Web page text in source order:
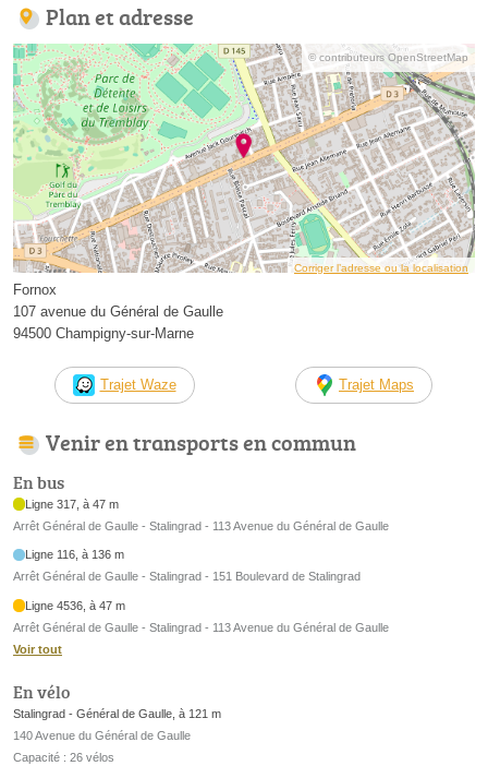
Plan et adresse
© contributeurs OpenStreetMap
Corriger l’adresse ou la localisation
Fornox
107 avenue du Général de Gaulle
94500 Champigny-sur-Marne
Trajet Waze Trajet Maps
Venir en transports en commun
En bus
Ligne 317, à 47 m
Arrêt Général de Gaulle - Stalingrad - 113 Avenue du Général de Gaulle
Ligne 116, à 136 m
Arrêt Général de Gaulle - Stalingrad - 151 Boulevard de Stalingrad
Ligne 4536, à 47 m
Arrêt Général de Gaulle - Stalingrad - 113 Avenue du Général de Gaulle
Voir tout
En vélo
Stalingrad - Général de Gaulle, à 121 m
140 Avenue du Général de Gaulle
Capacité : 26 vélos